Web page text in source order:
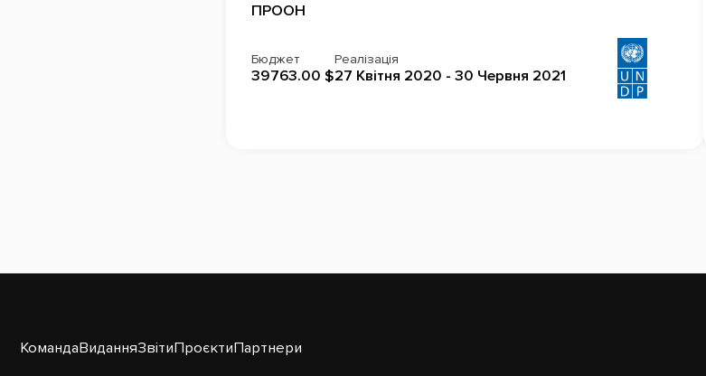
ПРООН
Бюджет
39763.00 $
Реалізація
27 Квітня 2020 - 30 Червня 2021
КомандаВиданняЗвітиПроєктиПартнери